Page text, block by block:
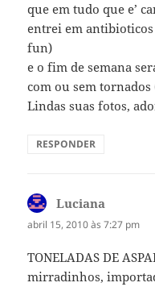
que em tudo que e’
entrei em
fun)
e o fim de semana
com ou sem tornados
Lindas suas fotos,
RESPONDER
Luciana
abril 15, 2010 às 7:27 pm
TONELADAS DE
mirradinhos,